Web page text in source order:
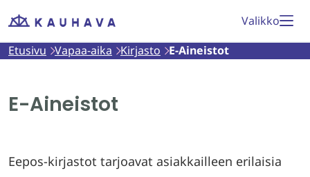
Siirry
Etusivu
Valikko
Etusivu Vapaa-aika Kirjasto E-Aineistot
E-Aineistot
Eepos-kirjastot tarjoavat asiakkailleen erilaisia